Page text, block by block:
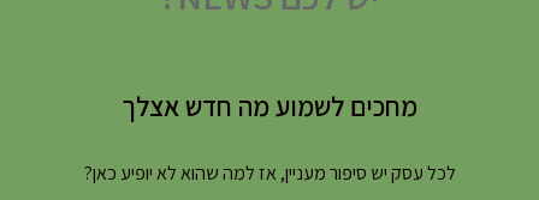
מחכים לשמוע מה חדש אצלך
לכל עסק יש סיפור מעניין, אז למה שהוא לא יופיע כאן?